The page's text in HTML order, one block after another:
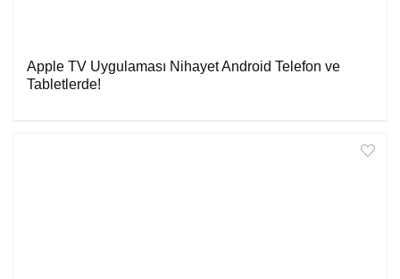
Apple TV Uygulaması Nihayet Android Telefon ve
Tabletlerde!